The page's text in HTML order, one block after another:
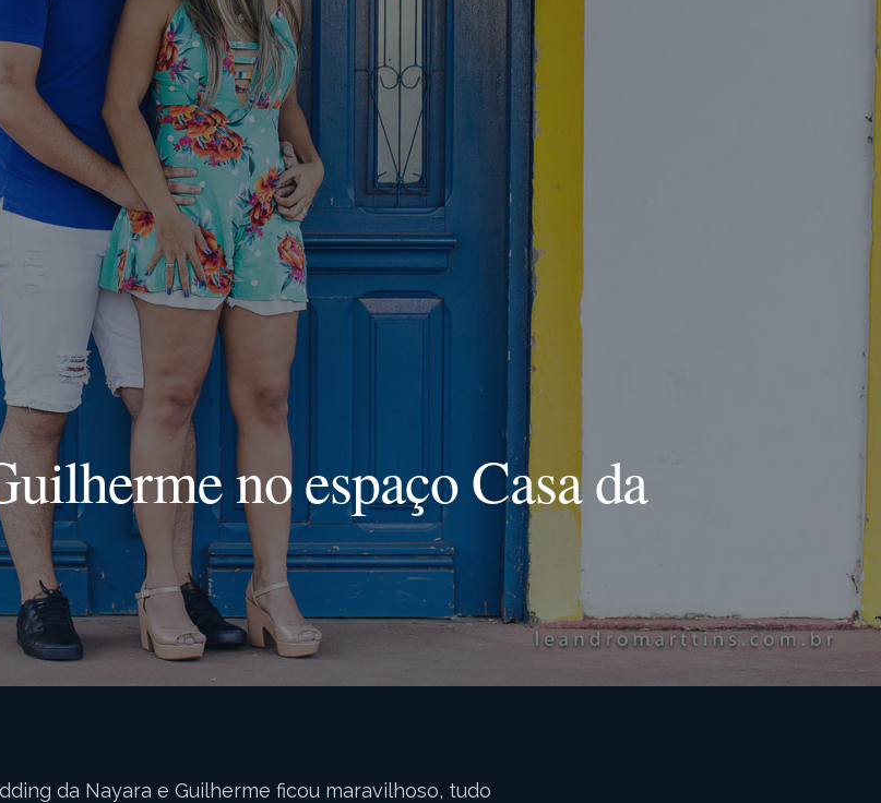
no espaço Casa da
da Nayara e Guilherme ficou maravilhoso, tudo